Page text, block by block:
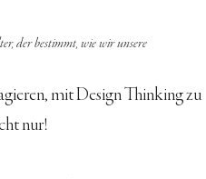
der bestimmt, wie wir unsere
mit Design Thinking zu
nur!